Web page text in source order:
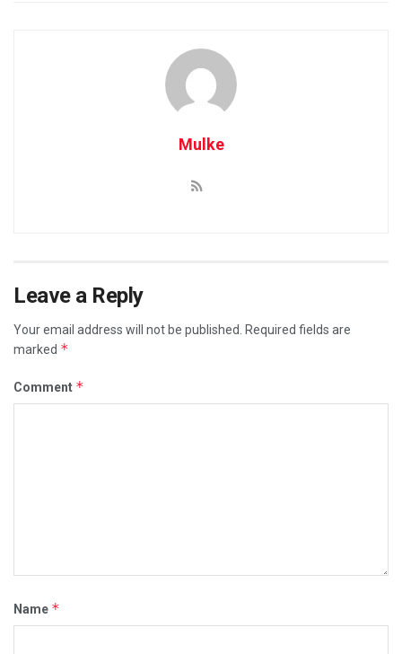
Mulke
Leave a Reply
Your email address will not be published.
Required fields are
marked *
Comment *
Name *